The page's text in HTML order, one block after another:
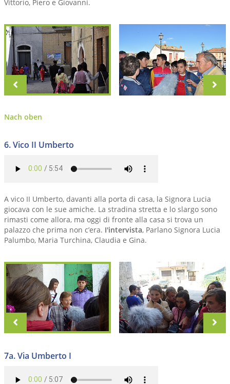
Vittorio, Piero e Giovanni.
zurück
Nach oben
6. Vico II Umberto
A vico II Umberto, davanti alla porta di casa, la Signora Lucia
giocava con le sue amiche. La stradina stretta e lo slargo sono
rimasti come allora, ma oggi di fronte alla casa si trova un
palazzo che prima non c’era. I'intervista, Parlano Signora Lucia
Palumbo, Maria Turchina, Claudia e Gina.
zurück
7a. Via Umberto I